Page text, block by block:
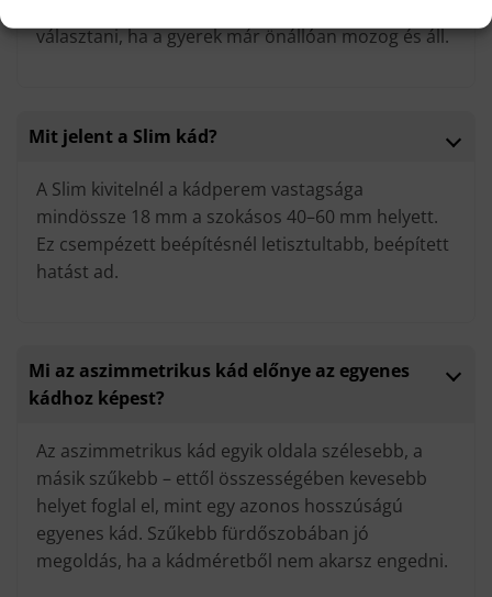
választani, ha a gyerek már önállóan mozog és áll.
Mit jelent a Slim kád?
A Slim kivitelnél a kádperem vastagsága
mindössze 18 mm a szokásos 40–60 mm helyett.
Ez csempézett beépítésnél letisztultabb, beépített
hatást ad.
Mi az aszimmetrikus kád előnye az egyenes
kádhoz képest?
Az aszimmetrikus kád egyik oldala szélesebb, a
másik szűkebb – ettől összességében kevesebb
helyet foglal el, mint egy azonos hosszúságú
egyenes kád. Szűkebb fürdőszobában jó
megoldás, ha a kádméretből nem akarsz engedni.